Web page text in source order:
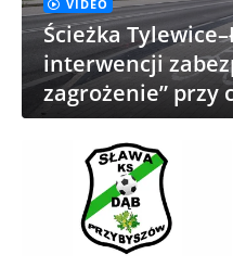
VIDEO
Ścieżka
interwencji
zagrożenie” przy